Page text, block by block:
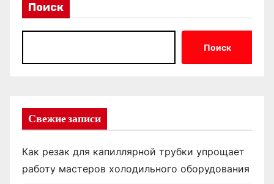
Поиск
Поиск
Свежие записи
Как резак для капиллярной трубки упрощает
работу мастеров холодильного оборудования